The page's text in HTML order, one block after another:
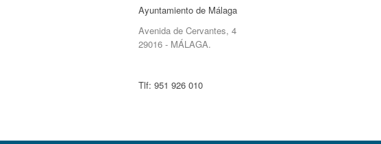
Ayuntamiento de Málaga
Avenida de Cervantes, 4
29016 - MÁLAGA.
Tlf: 951 926 010